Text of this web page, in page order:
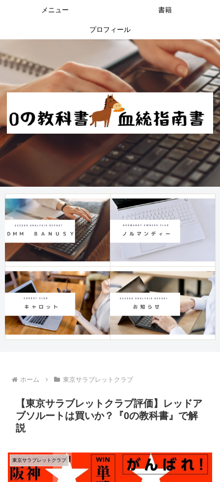
メニュー 書籍
プロフィール
ホーム 東京サラブレットクラブ
【東京サラブレットクラブ評価】レッドア
ブソルートは買いか？『0の教科書』で解
説
東京サラブレットクラブ